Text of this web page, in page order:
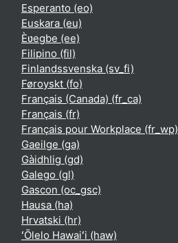
Esperanto ‎(eo)‎
Euskara ‎(eu)‎
Èʋegbe ‎(ee)‎
Filipino ‎(fil)‎
Finlandssvenska ‎(sv_fi)‎
Føroyskt ‎(fo)‎
Français (Canada) ‎(fr_ca)‎
Français ‎(fr)‎
Français pour Workplace ‎(fr_wp)‎
Gaeilge ‎(ga)‎
Gàidhlig ‎(gd)‎
Galego ‎(gl)‎
Gascon ‎(oc_gsc)‎
Hausa ‎(ha)‎
Hrvatski ‎(hr)‎
ʻŌlelo Hawaiʻi ‎(haw)‎